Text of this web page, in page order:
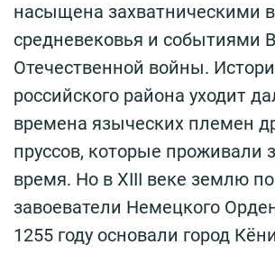
насыщена захватническими
средневековья и событиями
Отечественной войны.
российского района уходит
времена языческих племен
пруссов, которые проживали
время. Но в XIII веке землю
завоеватели Немецкого
1255 году основали город